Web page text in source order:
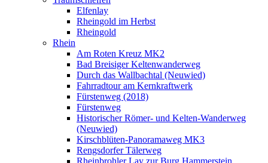
Elfenlay
Rheingold im Herbst
Rheingold
Rhein
Am Roten Kreuz MK2
Bad Breisiger Keltenwanderweg
Durch das Wallbachtal (Neuwied)
Fahrradtour am Kernkraftwerk
Fürstenweg (2018)
Fürstenweg
Historischer Römer- und Kelten-Wanderweg
(Neuwied)
Kirschblüten-Panoramaweg MK3
Rengsdorfer Tälerweg
Rheinbrohler Lay zur Burg Hammerstein